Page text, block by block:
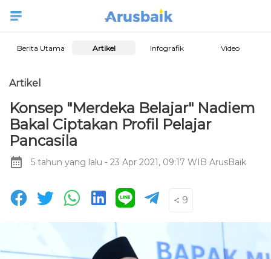
Berita Utama Artikel Infografik Video
Artikel
Konsep "Merdeka Belajar" Nadiem
Bakal Ciptakan Profil Pelajar
Pancasila
5 tahun yang lalu - 23 Apr 2021, 09:17 WIB ArusBaik
9